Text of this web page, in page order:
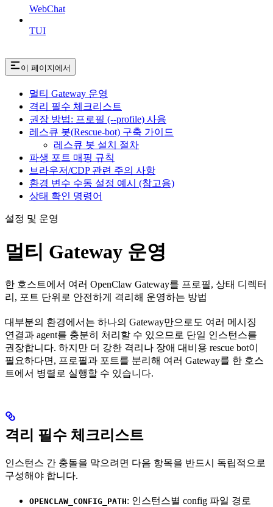
WebChat
TUI
이 페이지에서
멀티 Gateway 운영
격리 필수 체크리스트
권장 방법: 프로필 (--profile) 사용
레스큐 봇(Rescue-bot) 구축 가이드
레스큐 봇 설치 절차
파생 포트 매핑 규칙
브라우저/CDP 관련 주의 사항
환경 변수 수동 설정 예시 (참고용)
상태 확인 명령어
설정 및 운영
멀티 Gateway 운영
한 호스트에서 여러 OpenClaw Gateway를 프로필, 상태 디렉터
리, 포트 단위로 안전하게 격리해 운영하는 방법
대부분의 환경에서는 하나의 Gateway만으로도 여러 메시징
연결과 agent를 충분히 처리할 수 있으므로 단일 인스턴스를
권장합니다. 하지만 더 강한 격리나 장애 대비용 rescue bot이
필요하다면, 프로필과 포트를 분리해 여러 Gateway를 한 호스
트에서 병렬로 실행할 수 있습니다.
격리 필수 체크리스트
인스턴스 간 충돌을 막으려면 다음 항목을 반드시 독립적으로
구성해야 합니다.
OPENCLAW_CONFIG_PATH: 인스턴스별 config 파일 경로